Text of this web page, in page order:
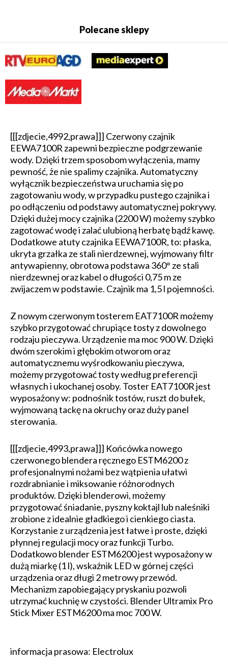
Polecane sklepy
[[[zdjecie,4992,prawa]]] Czerwony czajnik
EEWA7100R zapewni bezpieczne podgrzewanie
wody. Dzięki trzem sposobom wyłączenia, mamy
pewność, że nie spalimy czajnika. Automatyczny
wyłącznik bezpieczeństwa uruchamia się po
zagotowaniu wody, w przypadku pustego czajnika i
po odłączeniu od podstawy automatycznej pokrywy.
Dzięki dużej mocy czajnika (2200 W) możemy szybko
zagotować wodę i zalać ulubioną herbatę bądź kawę.
Dodatkowe atuty czajnika EEWA7100R, to: płaska,
ukryta grzałka ze stali nierdzewnej, wyjmowany filtr
antywapienny, obrotowa podstawa 360° ze stali
nierdzewnej oraz kabel o długości 0,75 m ze
zwijaczem w podstawie. Czajnik ma 1,5 l pojemności.
Z nowym czerwonym tosterem EAT7100R możemy
szybko przygotować chrupiące tosty z dowolnego
rodzaju pieczywa. Urządzenie ma moc 900 W. Dzięki
dwóm szerokim i głębokim otworom oraz
automatycznemu wyśrodkowaniu pieczywa,
możemy przygotować tosty według preferencji
własnych i ukochanej osoby. Toster EAT7100R jest
wyposażony w: podnośnik tostów, ruszt do bułek,
wyjmowaną tackę na okruchy oraz duży panel
sterowania.
[[[zdjecie,4993,prawa]]] Końcówka nowego
czerwonego blendera ręcznego ESTM6200 z
profesjonalnymi nożami bez wątpienia ułatwi
rozdrabnianie i miksowanie różnorodnych
produktów. Dzięki blenderowi, możemy
przygotować śniadanie, pyszny koktajl lub naleśniki
zrobione z idealnie gładkiego i cienkiego ciasta.
Korzystanie z urządzenia jest łatwe i proste, dzięki
płynnej regulacji mocy oraz funkcji Turbo.
Dodatkowo blender ESTM6200 jest wyposażony w
dużą miarkę (1 l), wskaźnik LED w górnej części
urządzenia oraz długi 2 metrowy przewód.
Mechanizm zapobiegający pryskaniu pozwoli
utrzymać kuchnię w czystości. Blender Ultramix Pro
Stick Mixer ESTM6200 ma moc 700 W.
informacja prasowa: Electrolux